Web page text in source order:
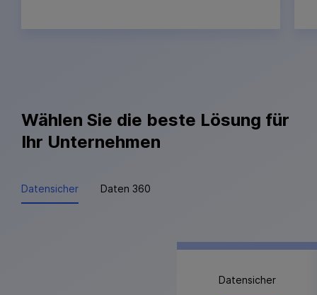
Wählen Sie die beste Lösung für
Ihr Unternehmen
Datensicher Daten 360
Datensicher